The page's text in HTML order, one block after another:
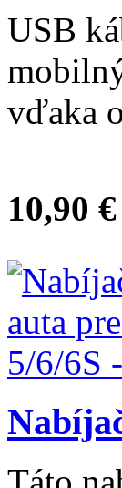
USB
vďaka
10,90 €